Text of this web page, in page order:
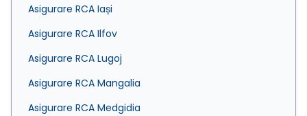
Asigurare RCA Iași
Asigurare RCA Ilfov
Asigurare RCA Lugoj
Asigurare RCA Mangalia
Asigurare RCA Medgidia